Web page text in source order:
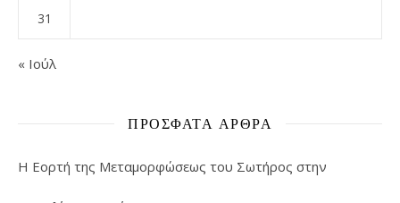
31
« Ιούλ
ΠΡΌΣΦΑΤΑ ΆΡΘΡΑ
Η Εορτή της Μεταμορφώσεως του Σωτήρος στην